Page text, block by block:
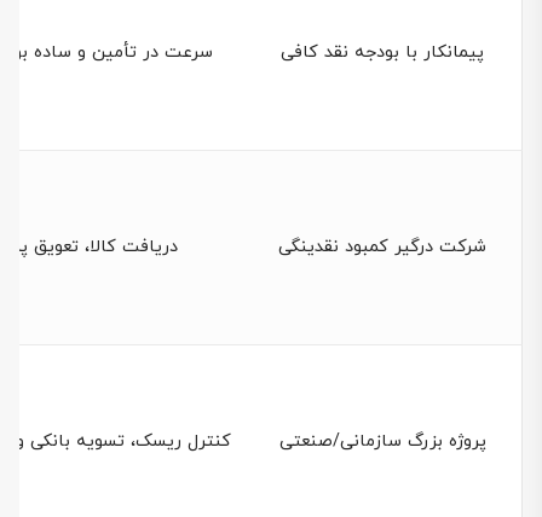
پیمانکار با بودجه نقد کافی سرعت در تأمین و ساده
شرکت درگیر کمبود نقدینگی دریافت کالا، تعویق
پروژه بزرگ سازمانی/صنعتی کنترل ریسک، تسویه بانکی و